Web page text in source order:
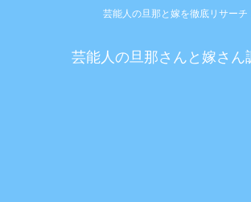
芸能人の旦那と嫁を徹底リサーチ
芸能人の旦那さんと嫁さん